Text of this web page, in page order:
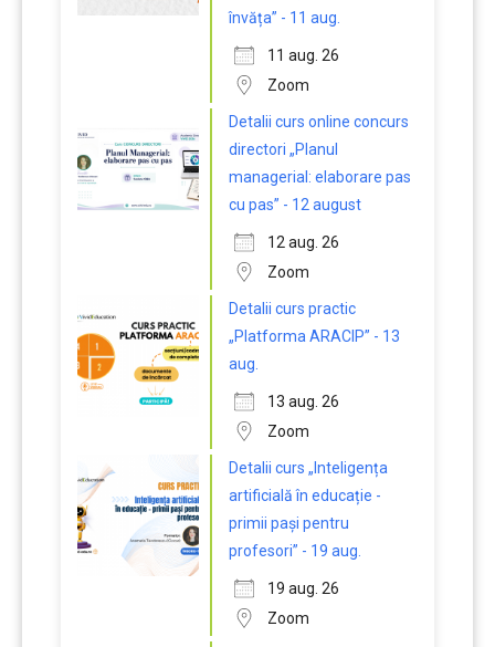
învăța” - 11 aug.
11 aug. 26
Zoom
Detalii curs online concurs
directori „Planul
managerial: elaborare pas
cu pas” - 12 august
12 aug. 26
Zoom
Detalii curs practic
„Platforma ARACIP” - 13
aug.
13 aug. 26
Zoom
Detalii curs „Inteligența
artificială în educație -
primii pași pentru
profesori” - 19 aug.
19 aug. 26
Zoom